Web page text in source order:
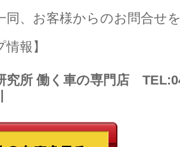
同、お客様からのお問合せ
情報】
究所 働く車の専門店